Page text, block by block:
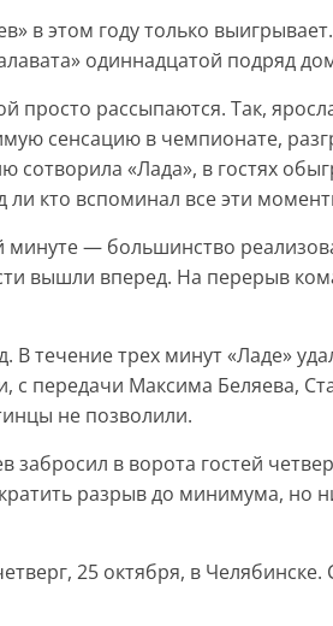
в этом году только
одиннадцатой подряд
просто рассыпаются. Так,
сенсацию в чемпионате,
сотворила «Лада», в гостях
кто вспоминал все эти
минуте — большинство
вышли вперед. На перерыв
течение трех минут «Ладе»
с передачи Максима Беляева,
не позволили.
забросил в ворота гостей
разрыв до минимума, но
25 октября, в